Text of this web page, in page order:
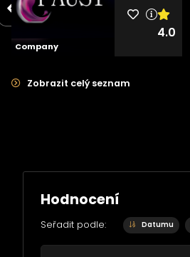
Company
4.0
Zobrazit celý seznam
Hodnocení
Seřadit podle: Datumu